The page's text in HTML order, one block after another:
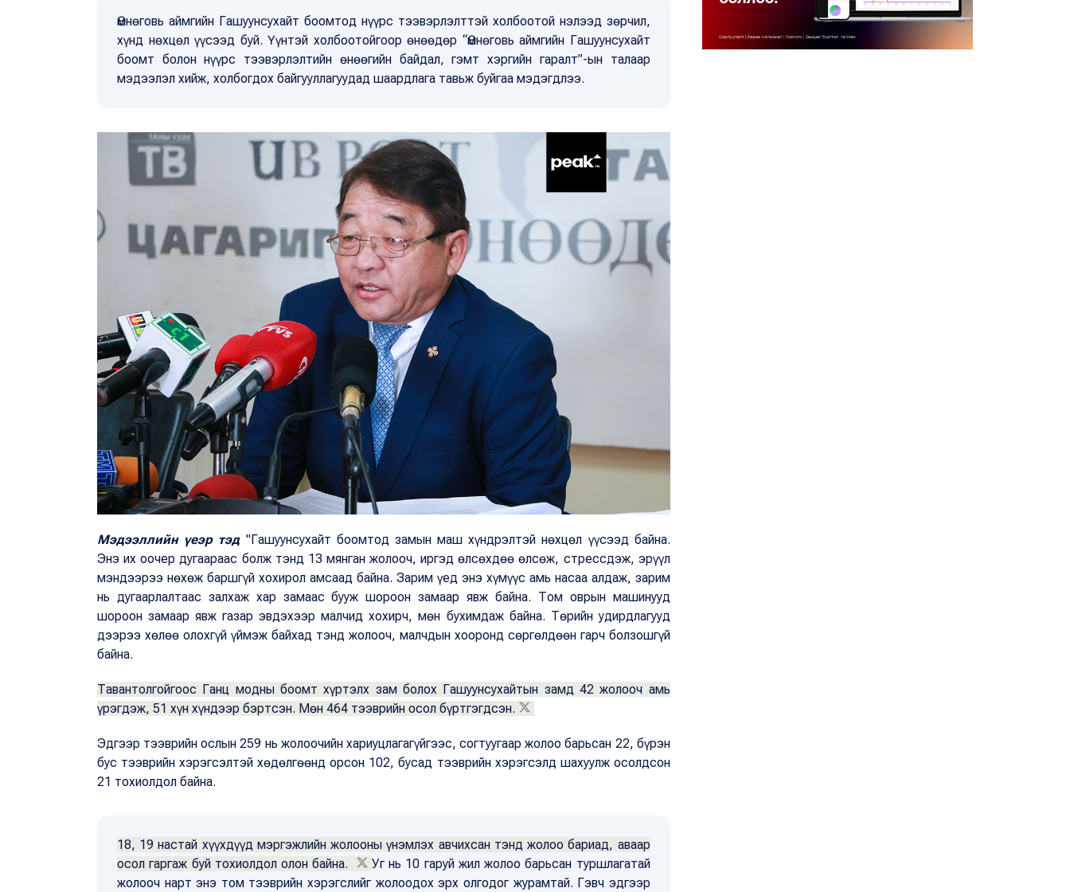
Өмнөговь аймгийн Гашуунсухайт боомтод нүүрс тээвэрлэлттэй холбоотой нэлээд зөрчил,
хүнд нөхцөл үүсээд буй. Үүнтэй холбоотойгоор өнөөдөр “Өмнөговь аймгийн Гашуунсухайт
боомт болон нүүрс тээвэрлэлтийн өнөөгийн байдал, гэмт хэргийн гаралт”-ын талаар
мэдээлэл хийж, холбогдох байгууллагуудад шаардлага тавьж буйгаа мэдэгдлээ.
Мэдээллийн үеэр тэд"Гашуунсухайт боомтод замын маш хүндрэлтэй нөхцөл үүсээд байна.
Энэ их оочер дугаараас болж тэнд 13 мянган жолооч, иргэд өлсөхдөө өлсөж, стрессдэж, эрүүл
мэндээрээ нөхөж баршгүй хохирол амсаад байна. Зарим үед энэ хүмүүс амь насаа алдаж, зарим
нь дугаарлалтаас залхаж хар замаас бууж шороон замаар явж байна. Том оврын машинууд
шороон замаар явж газар эвдэхээр малчид хохирч, мөн бухимдаж байна. Төрийн удирдлагууд
дээрээ хөлөө олохгүй үймэж байхад тэнд жолооч, малчдын хооронд сөргөлдөөн гарч болзошгүй
байна.
Тавантолгойгоос Ганц модны боомт хүртэлх зам болох Гашуунсухайтын замд 42 жолооч амь
үрэгдэж, 51 хүн хүндээр бэртсэн. Мөн 464 тээврийн осол бүртгэгдсэн.
Эдгээр тээврийн ослын 259 нь жолоочийн хариуцлагагүйгээс, согтуугаар жолоо барьсан 22, бүрэн
бус тээврийн хэрэгсэлтэй хөдөлгөөнд орсон 102, бусад тээврийн хэрэгсэлд шахуулж осолдсон
21 тохиолдол байна.
18, 19 настай хүүхдүүд мэргэжлийн жолооны үнэмлэх авчихсан тэнд жолоо бариад, аваар
осол гаргаж буй тохиолдол олон байна.
Уг нь 10 гаруй жил жолоо барьсан туршлагатай
жолооч нарт энэ том тээврийн хэрэгслийг жолоодох эрх олгодог журамтай. Гэвч эдгээр